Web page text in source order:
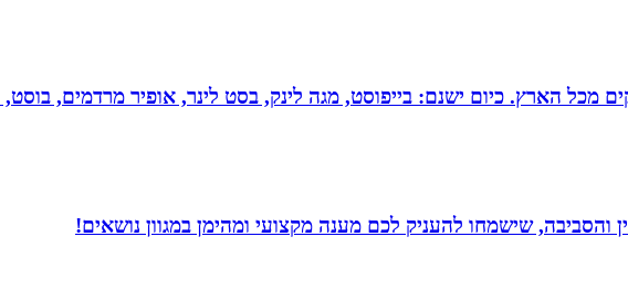
מכל הארץ. כיום ישנם: בייפוסט, מגה לינק, בסט לינר, אופיר מרדמים, בוסט,
והסביבה, שישמחו להעניק לכם מענה מקצועי ומהימן במגוון נושאים!